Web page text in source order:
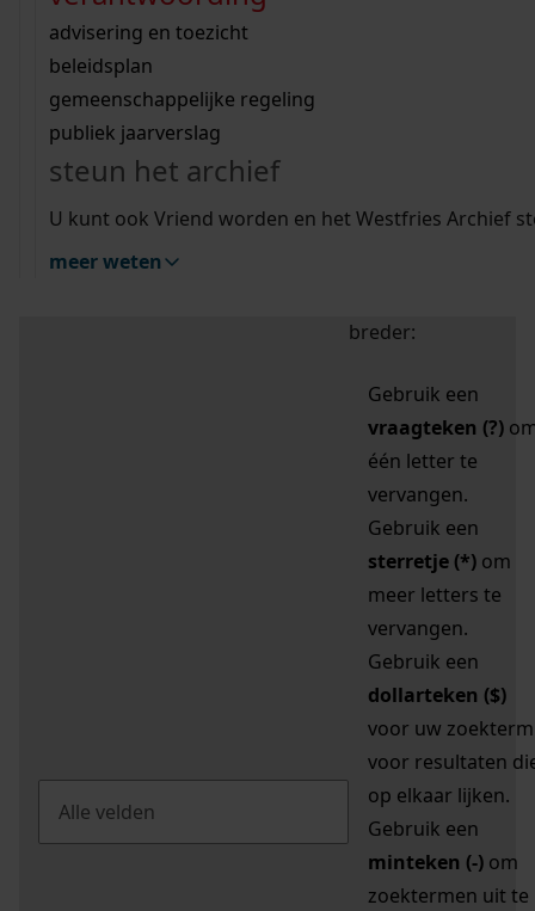
bouwvergunningen
omgevingsvergunningen
vergunningen
beeld en geluid
uitleg nodig?
Wij helpen u op weg met een aantal zoektips.
bekijk alle zoektips
Wij helpen u op weg met een aantal zoektips.
bekijk alle zoektips
bekijk ons geschiedenislokaal
advisering en toezicht
beleidsplan
gemeenschappelijke regeling
publiek jaarverslag
steun het archief
U kunt ook Vriend worden en het Westfries Archief
meer weten
zoektips
Mijn Studiezaal (inloggen)
uw zoekopdracht te
breder:
Gebruik een
vraagteken (?)
één letter te
vervangen.
Gebruik een
sterretje (*) om
meer letters te
vervangen.
Gebruik een
dollarteken ($)
voor uw zoekterm
voor resultaten
op elkaar lijken.
Gebruik een
minteken (-) om
zoektermen uit te